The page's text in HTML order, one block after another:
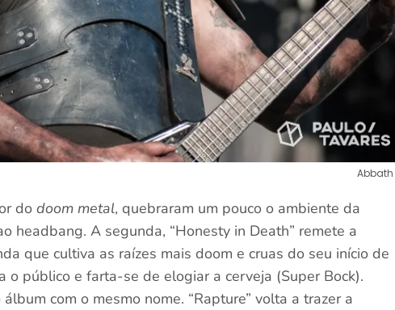
Abbath
dodoom metal, quebraram um pouco o ambiente da
headbang. A segunda, “Honesty in Death” remete a
que cultiva as raízes mais doom e cruas do seu início de
o público e farta-se de elogiar a cerveja (Super Bock).
com o mesmo nome. “Rapture” volta a trazer a